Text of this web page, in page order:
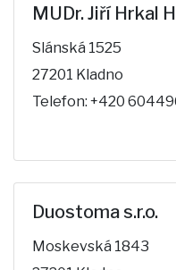
MUDr. Jiří Hrkal
Slánská 1525
27201 Kladno
Telefon: +420
Duostoma s.r.o.
Moskevská 1843